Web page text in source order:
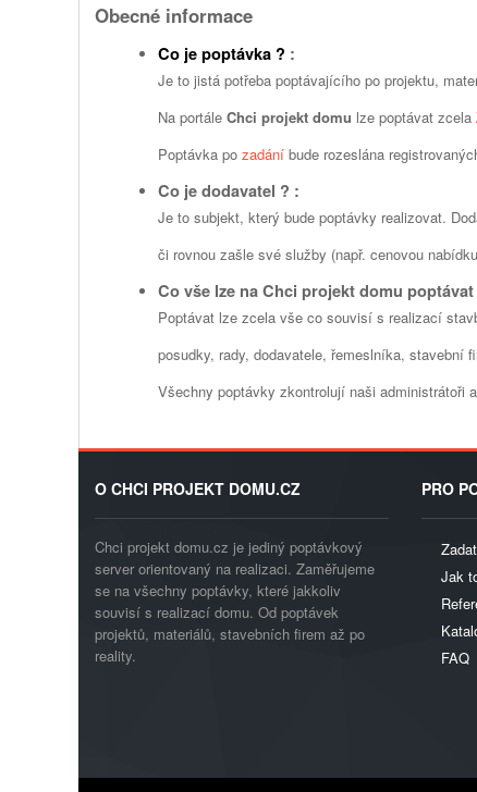
Obecné informace
Co je poptávka ? :
Je to jistá potřeba poptávajícího po projektu,
Na portále Chci projekt domu lze poptávat zcela
Poptávka po zadání bude rozeslána
Co je dodavatel ? :
Je to subjekt, který bude poptávky realizovat.
či rovnou zašle své služby (např. cenovou
Co vše lze na Chci projekt domu
Poptávat lze zcela vše co souvisí s realizací
posudky, rady, dodavatele, řemeslníka, stavební
Všechny poptávky zkontrolují naši administrátoři
O CHCI PROJEKT DOMU.CZ
Chci projekt domu.cz je jediný poptávkový
server orientovaný na realizaci. Zaměřujeme
se na všechny poptávky, které jakkoliv
souvisí s realizací domu. Od poptávek
projektů, materiálů, stavebních firem až po
reality.
PRO
Jak
FAQ